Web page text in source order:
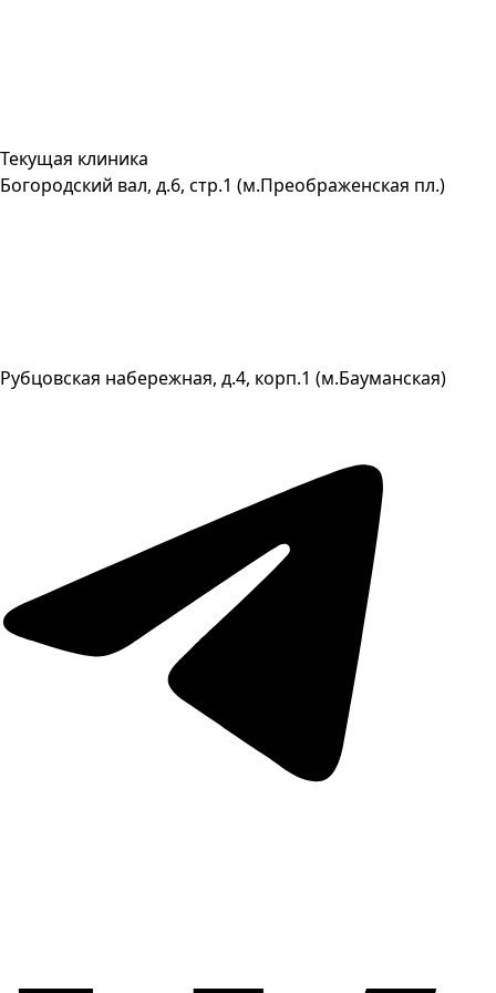
Текущая клиника
Богородский вал, д.6, стр.1 (м.Преображенская пл.)
Рубцовская набережная, д.4, корп.1 (м.Бауманская)